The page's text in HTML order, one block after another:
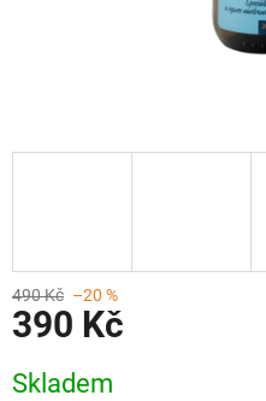
490 Kč –20 %
390 Kč
cena:
Skladem